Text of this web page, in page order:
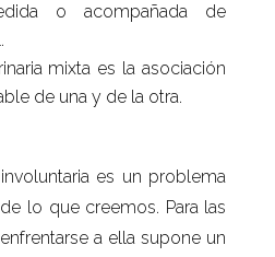
o acompañada de
mixta es la asociación
de una y de la otra.
es un problema
lo que creemos. Para las
a ella supone un